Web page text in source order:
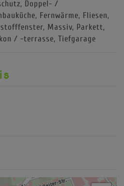
Doppel- /
Fernwärme Fliesen
Massiv Parkett
/ -terrasse Tiefgarage